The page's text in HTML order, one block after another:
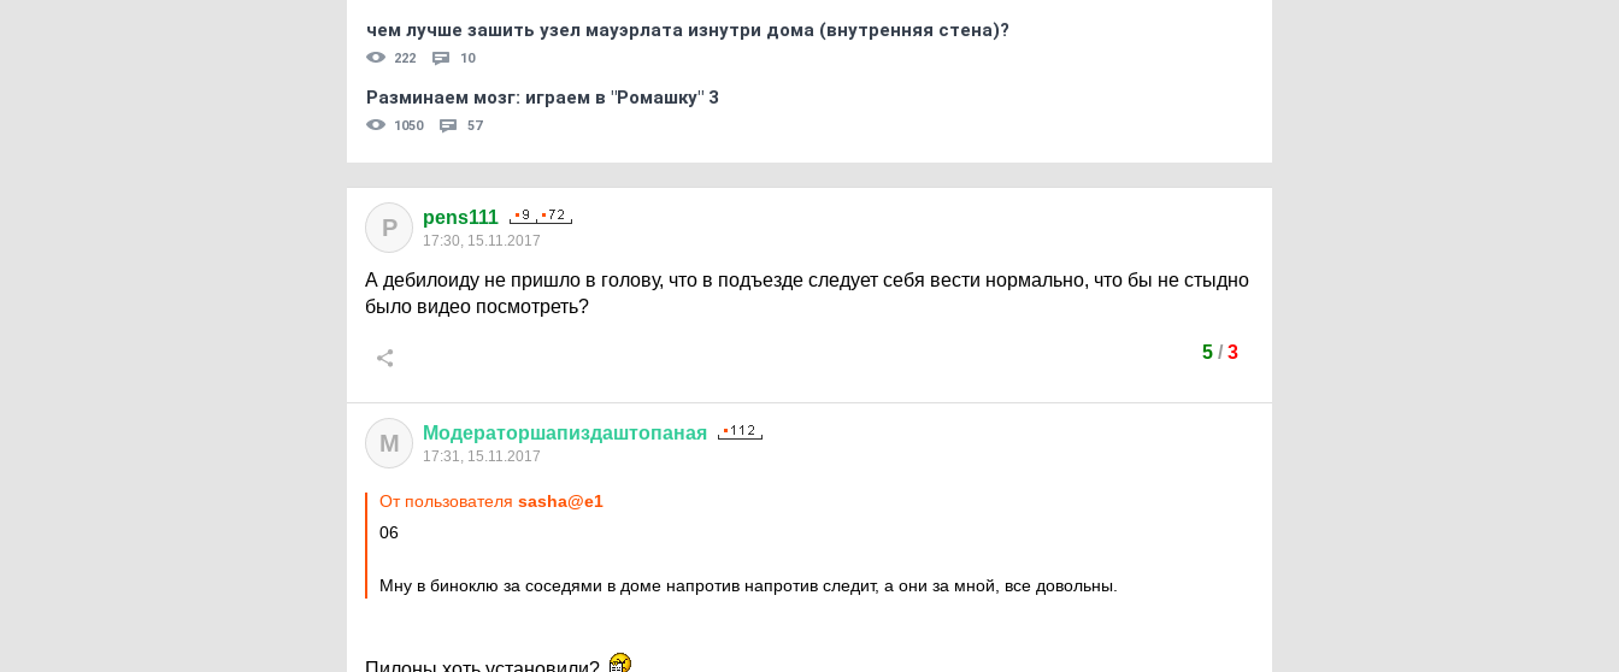
чем лучше зашить узел мауэрлата изнутри дома (внутренняя стена)?
222 10
Разминаем мозг: играем в "Ромашку" 3
1050 57
P pens111
17:30, 15.11.2017
А дебилоиду не пришло в голову, что в подъезде следует себя вести нормально, что бы не стыдно
было видео посмотреть?
5/ 3
М Модераторшапиздаштопаная
17:31, 15.11.2017
От пользователя sasha@e1
06
Мну в биноклю за соседями в доме напротив напротив следит, а они за мной, все довольны.